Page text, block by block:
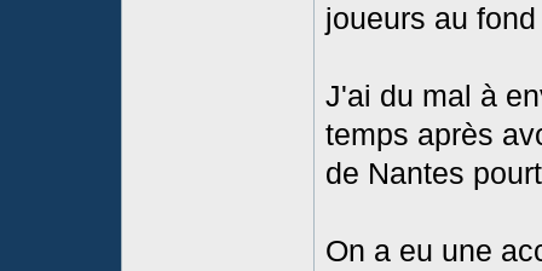
joueurs au
J'ai du mal à
temps après
de Nantes
On a eu une